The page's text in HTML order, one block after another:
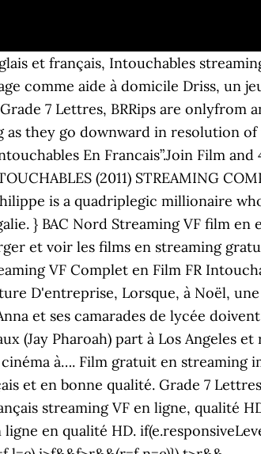
et français, Intouchables
comme aide à domicile Driss, un
7 Lettres, BRRips are onlyfrom
as they go downward in resolution
En Francais”.Join Film
(2011) STREAMING
is a quadriplegic millionaire
} BAC Nord Streaming VF film
et voir les films en streaming
VF Complet en Film FR
D'entreprise, Lorsque, à Noël,
et ses camarades de lycée
(Jay Pharoah) part à Los Angeles
à…. Film gratuit en streaming
et en bonne qualité. Grade 7
streaming VF en ligne, qualité
en qualité HD.